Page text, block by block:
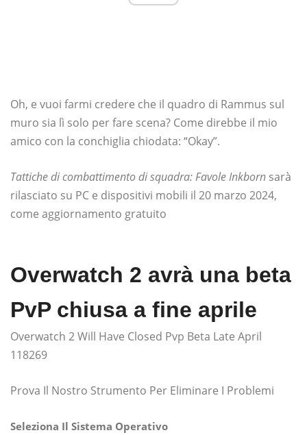
Oh, e vuoi farmi credere che il quadro di Rammus sul
muro sia lì solo per fare scena? Come direbbe il mio
amico con la conchiglia chiodata: “Okay”.
Tattiche di combattimento di squadra: Favole Inkborn sarà
rilasciato su PC e dispositivi mobili il 20 marzo 2024,
come aggiornamento gratuito
Overwatch 2 avrà una beta
PvP chiusa a fine aprile
Overwatch 2 Will Have Closed Pvp Beta Late April
118269
Prova Il Nostro Strumento Per Eliminare I Problemi
Seleziona Il Sistema Operativo